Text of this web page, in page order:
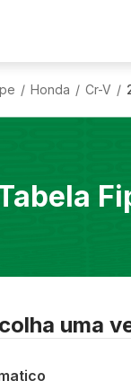
/ Honda / Cr-V /
uma